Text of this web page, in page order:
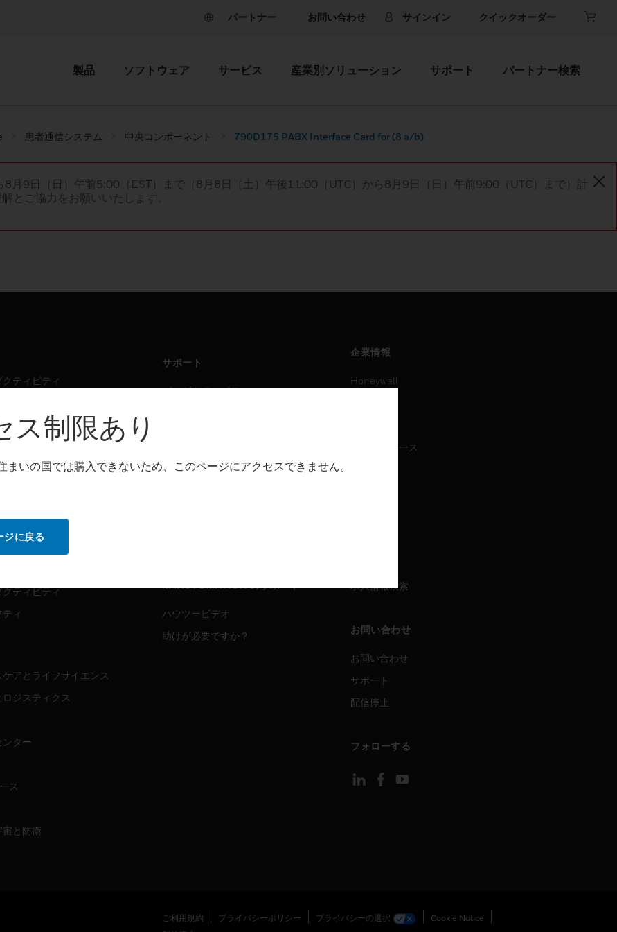
パートナー お問い合わせ サインイン クイックオーダー
製品 ソフトウェア サービス 産業別ソリューション サポート パートナー検索
患者通信システム 中央コンポーネント 790D175 PABX Interface Card for (8 a/b)
月9日（日）午前5:00（EST）まで（8月8日（土）午後11:00（UTC）から8月9日（日）午前9:00（UTC）まで）計
とご協力をお願いいたします。
クティビティ
グ・ソリューション
ウェア
ティ
クティビティ
ィ
アとライフサイエンス
ジスティクス
ンター
ス
宙と防衛
サポート
プロダクティビティ
ハウツービデオ
助けが必要ですか？
企業情報
Honeywell
プレスリリース
求人情報検索
お問い合わせ
お問い合わせ
サポート
配信停止
フォローする
ご利用規約 プライバシーポリシー プライバシーの選択
Cookie Notice
ス制限あり
まいの国では購入できないため、このページにアクセスできません。
ジに戻る